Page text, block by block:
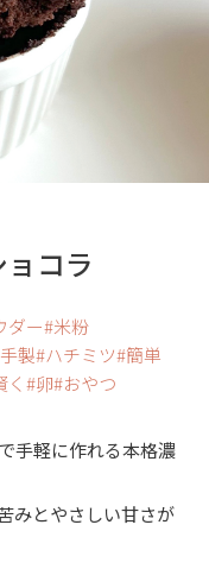
コラ
ダー 米粉
製 ハチミツ 簡単
卵 おやつ
手軽に作れる本格濃
みとやさしい甘さが